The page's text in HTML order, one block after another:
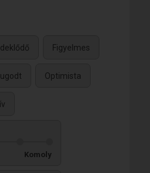
Figyelmes
Optimista
Komoly